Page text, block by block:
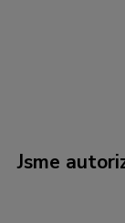
Jsme